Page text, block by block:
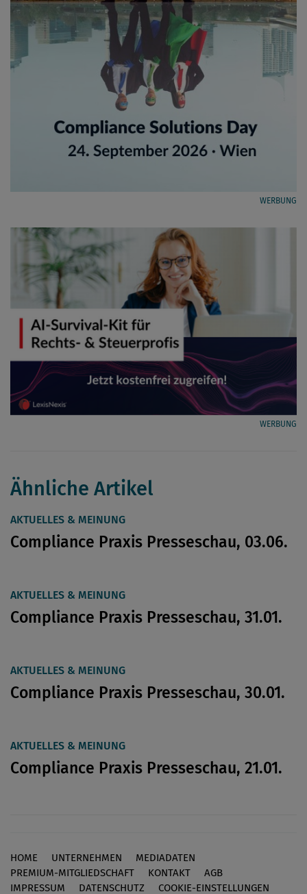
WERBUNG
WERBUNG
Ähnliche Artikel
AKTUELLES & MEINUNG
Compliance Praxis Presseschau, 03.06.
AKTUELLES & MEINUNG
Compliance Praxis Presseschau, 31.01.
AKTUELLES & MEINUNG
Compliance Praxis Presseschau, 30.01.
AKTUELLES & MEINUNG
Compliance Praxis Presseschau, 21.01.
Footer
HOME UNTERNEHMEN
MEDIADATEN
PREMIUM-MITGLIEDSCHAFT
KONTAKT
AGB
IMPRESSUM
DATENSCHUTZ COOKIE-EINSTELLUNGEN